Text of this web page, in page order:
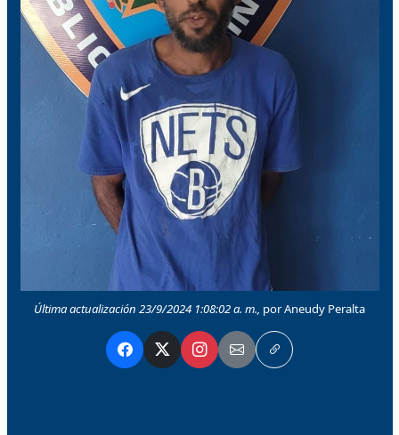
Última actualización 23/9/2024 1:08:02 a. m., por Aneudy Peralta